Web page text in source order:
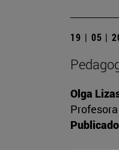
19 | 05 |
Olga